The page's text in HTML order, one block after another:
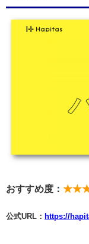
おすすめ度：
公式URL： https://